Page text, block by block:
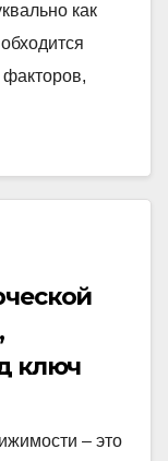
как
ключ
– это